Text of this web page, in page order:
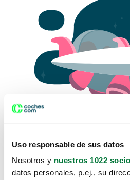
Uso responsable de sus datos
Nosotros y nuestros 1022
datos personales, p.ej., su